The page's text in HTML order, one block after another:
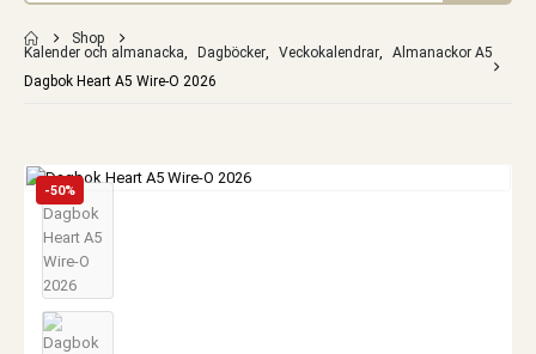
Shop
Kalender och almanacka, Dagböcker, Veckokalendrar,
Almanackor A5
Dagbok Heart A5 Wire-O 2026
-50%